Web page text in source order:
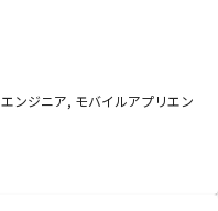
ンジニア, モバイルアプリエン